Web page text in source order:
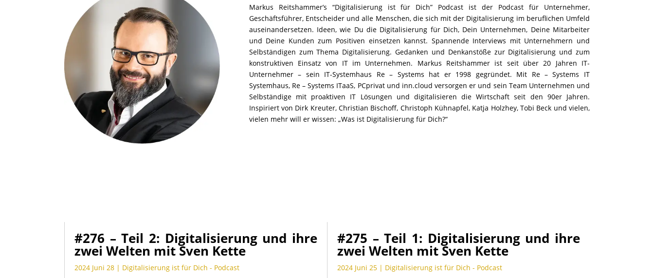
Markus Reitshammer’s “Digitalisierung ist für Dich” Podcast ist der Podcast für Unternehmer,
Geschäftsführer, Entscheider und alle Menschen, die sich mit der Digitalisierung im beruflichen Umfeld
auseinandersetzen. Ideen, wie Du die Digitalisierung für Dich, Dein Unternehmen, Deine Mitarbeiter
und Deine Kunden zum Positiven einsetzen kannst. Spannende Interviews mit Unternehmern und
Selbständigen zum Thema Digitalisierung. Gedanken und Denkanstöße zur Digitalisierung und zum
konstruktiven Einsatz von IT im Unternehmen. Markus Reitshammer ist seit über 20 Jahren IT-
Unternehmer – sein IT-Systemhaus Re – Systems hat er 1998 gegründet. Mit Re – Systems IT
Systemhaus, Re – Systems ITaaS, PCprivat und inn.cloud versorgen er und sein Team Unternehmen und
Selbständige mit proaktiven IT Lösungen und digitalisieren die Wirtschaft seit den 90er Jahren.
Inspiriert von Dirk Kreuter, Christian Bischoff, Christoph Kühnapfel, Katja Holzhey, Tobi Beck und vielen,
vielen mehr will er wissen: „Was ist Digitalisierung für Dich?“
#276 – Teil 2: Digitalisierung und ihre
zwei Welten mit Sven Kette
2024 Juni 28 | Digitalisierung ist für Dich - Podcast
#275 – Teil 1: Digitalisierung und ihre
zwei Welten mit Sven Kette
2024 Juni 25 | Digitalisierung ist für Dich - Podcast